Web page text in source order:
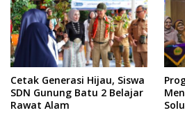
Cetak Generasi Hijau, Siswa
SDN Gunung Batu 2 Belajar
Rawat Alam